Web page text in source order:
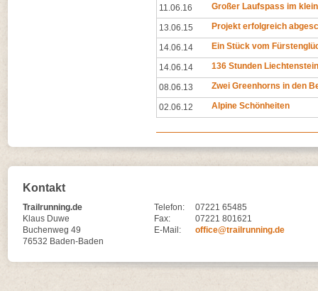
11.06.16 Großer Laufspass im
13.06.15 Projekt erfolgreich
14.06.14 Ein Stück vom
14.06.14 136 Stunden Liechtenstein
08.06.13 Zwei Greenhorns in den
02.06.12 Alpine Schönheiten
Kontakt
Trailrunning.de
Klaus Duwe
Buchenweg 49
76532 Baden-Baden
Telefon:
07221 65485
Fax:
07221 801621
E-Mail:
office@trailrunning.de